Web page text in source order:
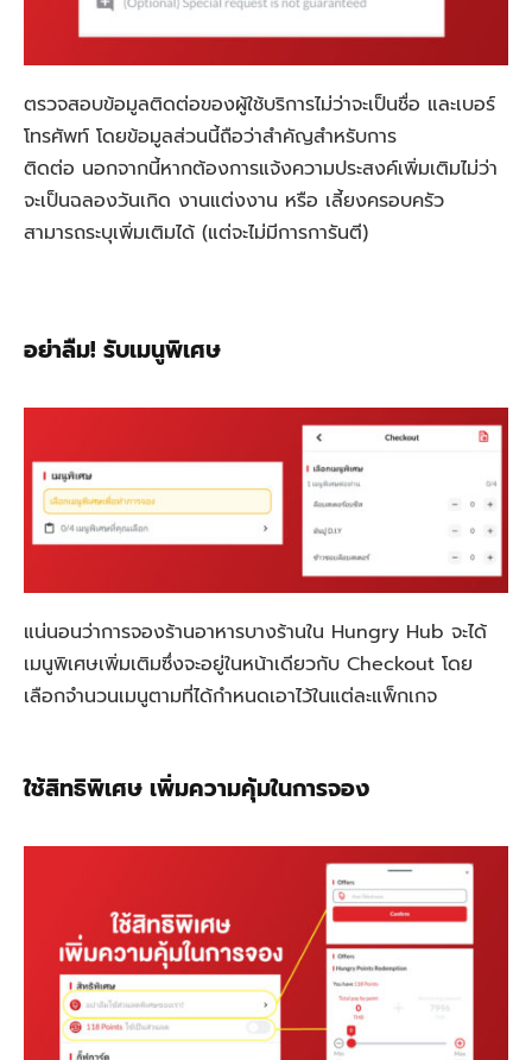
ตรวจสอบข้อมูลติดต่อของผู้ใช้บริการไม่ว่าจะเป็นชื่อ และเบอร์
โทรศัพท์ โดยข้อมูลส่วนนี้ถือว่าสำคัญสำหรับการ
ติดต่อ นอกจากนี้หากต้องการแจ้งความประสงค์เพิ่มเติมไม่ว่า
จะเป็นฉลองวันเกิด งานแต่งงาน หรือ เลี้ยงครอบครัว
สามารถระบุเพิ่มเติมได้ (แต่จะไม่มีการการันตี)
อย่าลืม! รับเมนูพิเศษ
แน่นอนว่าการจองร้านอาหารบางร้านใน Hungry Hub จะได้
เมนูพิเศษเพิ่มเติมซึ่งจะอยู่ในหน้าเดียวกับ Checkout โดย
เลือกจำนวนเมนูตามที่ได้กำหนดเอาไว้ในแต่ละแพ็กเกจ
ใช้สิทธิพิเศษ เพิ่มความคุ้มในการจอง